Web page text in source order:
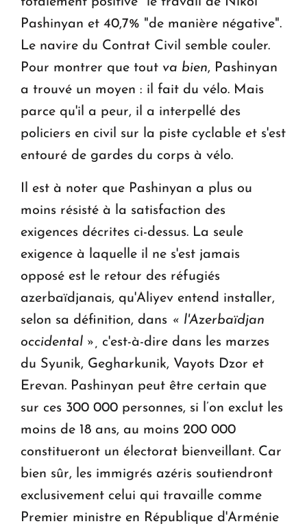
Pashinyan et 40,7% "de manière négative".
Le navire du Contrat Civil semble couler.
Pour montrer que tout va bien, Pashinyan
a trouvé un moyen : il fait du vélo. Mais
parce qu'il a peur, il a interpellé des
policiers en civil sur la piste cyclable et s'est
entouré de gardes du corps à vélo.
Il est à noter que Pashinyan a plus ou
moins résisté à la satisfaction des
exigences décrites ci-dessus. La seule
exigence à laquelle il ne s'est jamais
opposé est le retour des réfugiés
azerbaïdjanais, qu'Aliyev entend installer,
selon sa définition, dans « l'Azerbaïdjan
occidental », c'est-à-dire dans les marzes
du Syunik, Gegharkunik, Vayots Dzor et
Erevan. Pashinyan peut être certain que
sur ces 300 000 personnes, si l’on exclut les
moins de 18 ans, au moins 200 000
constitueront un électorat bienveillant. Car
bien sûr, les immigrés azéris soutiendront
exclusivement celui qui travaille comme
Premier ministre en République d'Arménie